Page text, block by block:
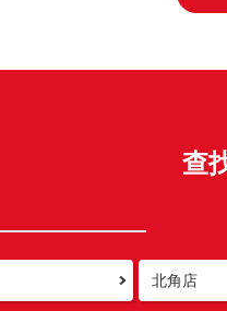
查
北角店